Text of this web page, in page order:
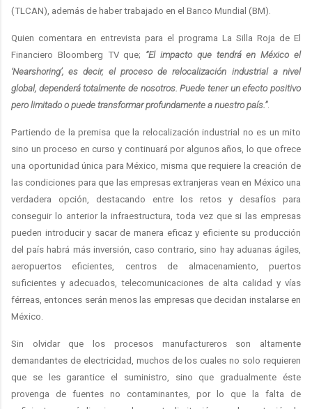
(TLCAN), además de haber trabajado en el Banco Mundial (BM).
Quien comentara en entrevista para el programa La Silla Roja de El
Financiero Bloomberg TV que; “El impacto que tendrá en México el
‘Nearshoring’, es decir, el proceso de relocalización industrial a nivel
global, dependerá totalmente de nosotros. Puede tener un efecto positivo
pero limitado o puede transformar profundamente a nuestro país.”.
Partiendo de la premisa que la relocalización industrial no es un mito
sino un proceso en curso y continuará por algunos años, lo que ofrece
una oportunidad única para México, misma que requiere la creación de
las condiciones para que las empresas extranjeras vean en México una
verdadera opción, destacando entre los retos y desafíos para
conseguir lo anterior la infraestructura, toda vez que si las empresas
pueden introducir y sacar de manera eficaz y eficiente su producción
del país habrá más inversión, caso contrario, sino hay aduanas ágiles,
aeropuertos eficientes, centros de almacenamiento, puertos
suficientes y adecuados, telecomunicaciones de alta calidad y vías
férreas, entonces serán menos las empresas que decidan instalarse en
México.
Sin olvidar que los procesos manufactureros son altamente
demandantes de electricidad, muchos de los cuales no solo requieren
que se les garantice el suministro, sino que gradualmente éste
provenga de fuentes no contaminantes, por lo que la falta de